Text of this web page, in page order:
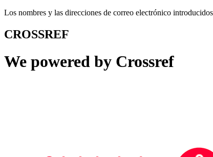
Los nombres y las direcciones de correo electrónico
CROSSREF
We powered by Crossref